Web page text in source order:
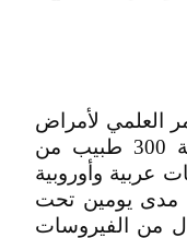
العلمي لأمراض
الكبد والجهاز الهضمي بمشاركة 300 طبيب من
عربية وأوروبية
يومين تحت
من الفيروسات